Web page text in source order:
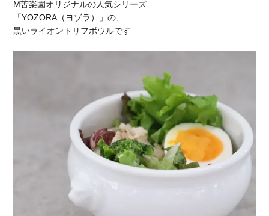
M苦楽園オリジナルの人気シリーズ
「YOZORA（ヨゾラ）」の、
黒いライオントリフボウルです